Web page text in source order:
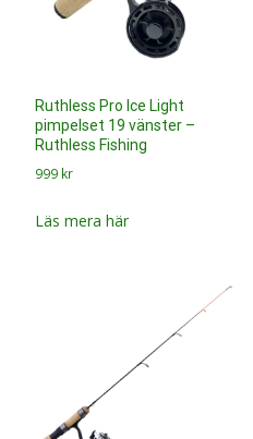
Ruthless Pro Ice Light
pimpelset 19 vänster –
Ruthless Fishing
999 kr
Läs mera här